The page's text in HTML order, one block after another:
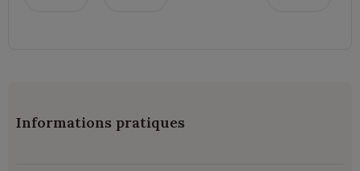
Informations pratiques